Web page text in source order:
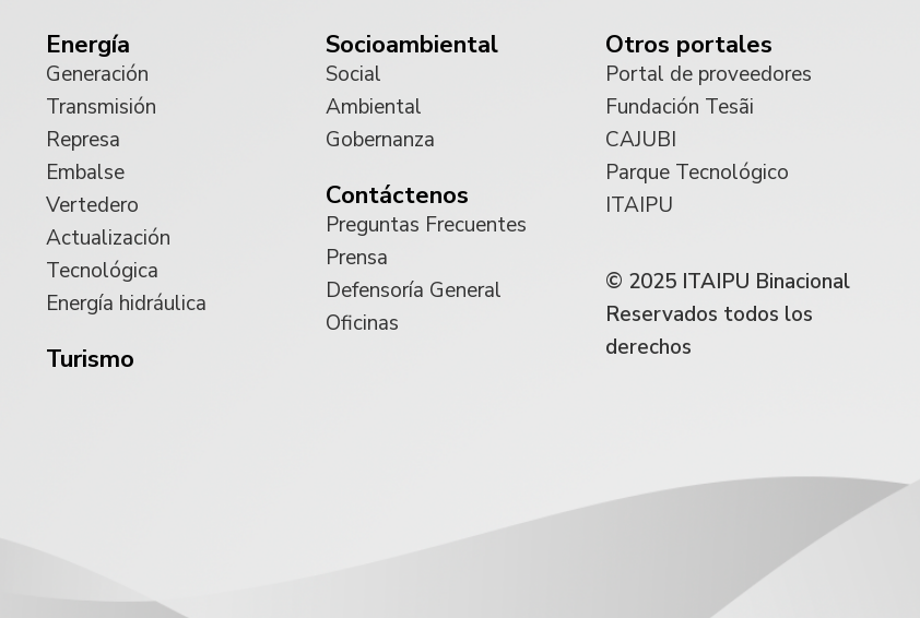
Energía
Generación
Transmisión
Represa
Embalse
Vertedero
Actualización
Tecnológica
Energía hidráulica
Turismo
Socioambiental
Social
Ambiental
Gobernanza
Contáctenos
Preguntas Frecuentes
Prensa
Defensoría General
Oficinas
Otros portales
Portal de proveedores
Fundación Tesãi
CAJUBI
Parque Tecnológico
ITAIPU
© 2025 ITAIPU Binacional
Reservados todos los
derechos